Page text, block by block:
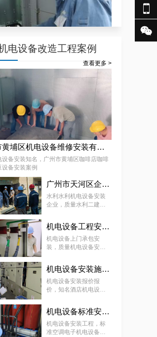
配电房预防性试验运行维护案例
电设备改造工程案例
查看更多 >
广州市黄埔区机电设备维修安装有限公司，广州市黄埔区咖啡店咖啡机和磨豆设备安装案例
设备安装知名，广州市黄埔区咖啡店咖啡
备安装案例
广州市天河区企业机电设备安装工程，质量水利二建机电设备安装服务案例
水利水利机电设备安装
企业，质量水利二建机
机电设备工程安装厂家，质量机电设备安装工程厂家提供景区机电设备安装工程案例分享
机电设备上门承包安
装，质量机电设备安装
设备安装工程案例分享
机电设备安装施工服务，知名酒店机电设备安装工程谋划方案分享
机电设备安装报价报
价，知名酒店机电设备
机电设备标准安装，标准空调电子机电设备安装服务案例
机电设备安装工程，标
准空调电子机电设备安

